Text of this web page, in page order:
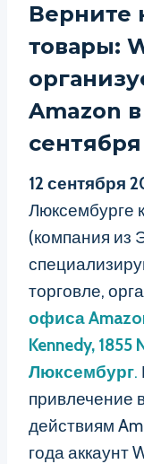
Верните
товары:
Amazon
12 сентября
Люксембурге
(компания из
торговле,
офиса
Kennedy,
Люксембург.
привлечение
действиям
года аккаунт